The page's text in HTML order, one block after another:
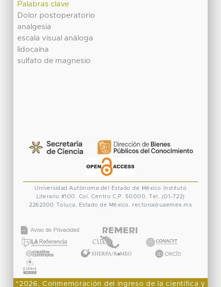
Palabras clave
Dolor postoperatorio
analgesia
escala visual análoga
lidocaína
sulfato de magnesio
Universidad Autónoma del Estado de México
Instituto
Literario #100. Col. Centro C.P. 50000. Tel. (01-722)
2262300 Toluca, Estado de México. rectoria@uaemex.mx
"2026, Conmemoración del ingreso de la científica y